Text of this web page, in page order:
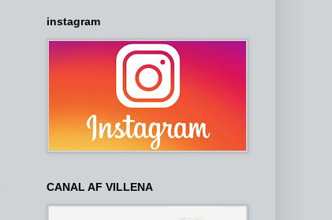
instagram
CANAL AF VILLENA